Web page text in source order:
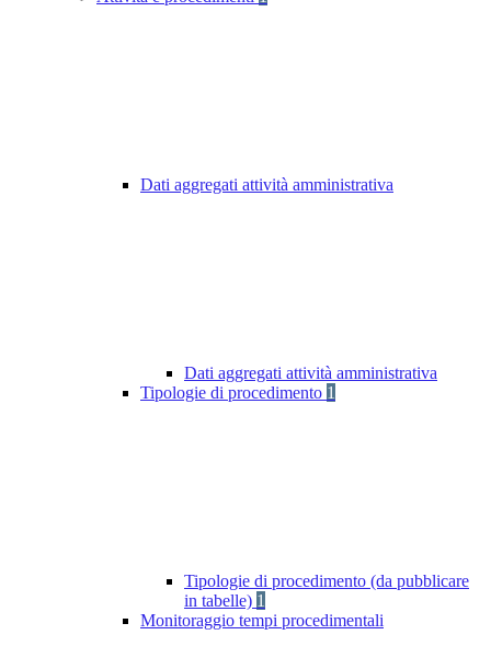
Dati aggregati attività amministrativa
Dati aggregati attività amministrativa
Tipologie di procedimento 1
Tipologie di procedimento (da pubblicare
in tabelle) 1
Monitoraggio tempi procedimentali